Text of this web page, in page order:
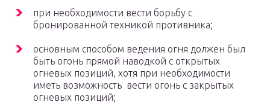
при необходимости вести борьбу с
бронированной техникой противника;
основным способом ведения огня должен был
быть огонь прямой наводкой с открытых
огневых позиций, хотя при необходимости
иметь возможность вести огонь с закрытых
огневых позиций;